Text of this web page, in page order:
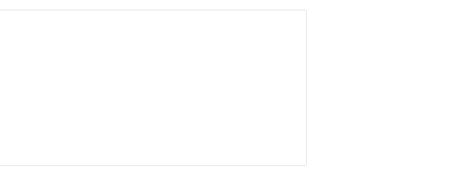
ق